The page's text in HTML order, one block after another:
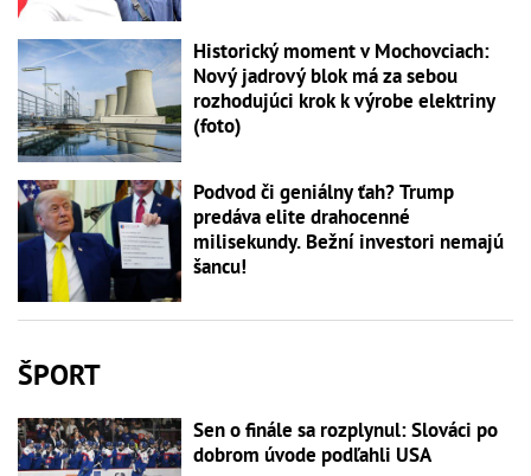
Historický moment v Mochovciach:
Nový jadrový blok má za sebou
rozhodujúci krok k výrobe elektriny
(foto)
Podvod či geniálny ťah? Trump
predáva elite drahocenné
milisekundy. Bežní investori nemajú
šancu!
ŠPORT
Sen o finále sa rozplynul: Slováci po
dobrom úvode podľahli USA